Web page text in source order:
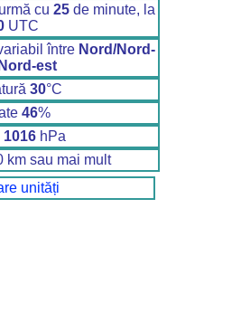
cu 25 de minute, la
UTC
între Nord/Nord-
Nord-est
30°C
46%
1016hPa
km sau mai mult
unități